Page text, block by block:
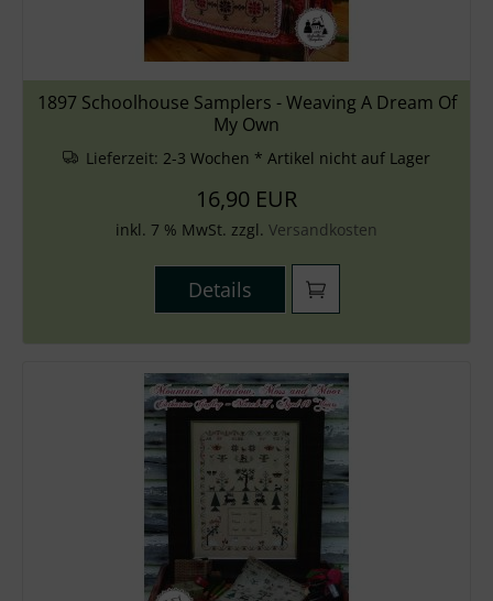
1897 Schoolhouse Samplers - Weaving A Dream Of
My Own
Lieferzeit: 2-3 Wochen * Artikel nicht auf Lager
16,90 EUR
inkl. 7 % MwSt. zzgl. Versandkosten
Details